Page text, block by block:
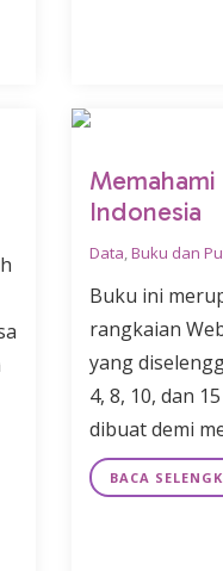
Indonesia
Data,Buku dan
Buku ini
rangkaian
yang
4, 8, 10, dan
dibuat demi
BACA